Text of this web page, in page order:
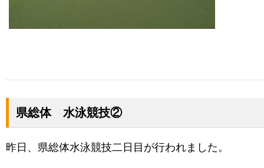
県総体 水泳競技②
昨日、県総体水泳競技二日目が行われました。